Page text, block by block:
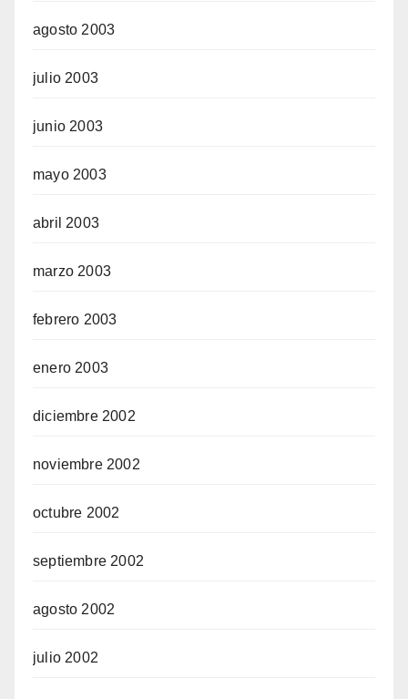
agosto 2003
julio 2003
junio 2003
mayo 2003
abril 2003
marzo 2003
febrero 2003
enero 2003
diciembre 2002
noviembre 2002
octubre 2002
septiembre 2002
agosto 2002
julio 2002